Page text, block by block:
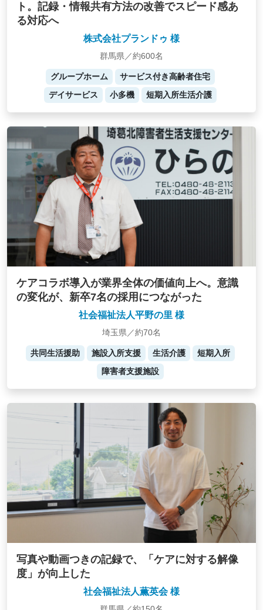
ト。記録・情報共有方法の改善でスピード感あ
る対応へ
株式会社プランドゥ 様
群馬県／約600名
グループホーム
サービス付き高齢者住宅
デイサービス
小多機 短期入所生活介護
ケアコラボ導入が業界全体の価値向上へ。意識
の変化が、新卒7名の採用につながった
社会福祉法人平野の里 様
埼玉県／約70名
共同生活援助 施設入所支援 生活介護
短期入所
障害者支援施設
写真や動画つきの記録で、「ケアに対する解像
度」が向上した
社会福祉法人薫英会 様